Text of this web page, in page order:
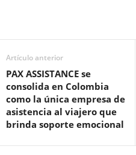
Artículo anterior
PAX ASSISTANCE se
consolida en Colombia
como la única empresa de
asistencia al viajero que
brinda soporte emocional